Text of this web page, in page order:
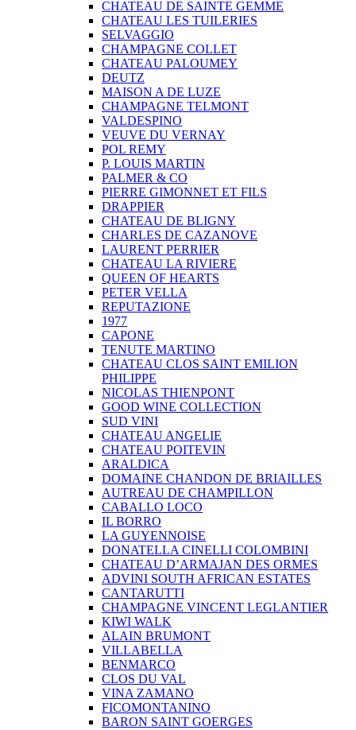
CHATEAU DE SAINTE GEMME
CHATEAU LES TUILERIES
SELVAGGIO
CHAMPAGNE COLLET
CHATEAU PALOUMEY
DEUTZ
MAISON A DE LUZE
CHAMPAGNE TELMONT
VALDESPINO
VEUVE DU VERNAY
POL REMY
P. LOUIS MARTIN
PALMER & CO
PIERRE GIMONNET ET FILS
DRAPPIER
CHATEAU DE BLIGNY
CHARLES DE CAZANOVE
LAURENT PERRIER
CHATEAU LA RIVIERE
QUEEN OF HEARTS
PETER VELLA
REPUTAZIONE
1977
CAPONE
TENUTE MARTINO
CHATEAU CLOS SAINT EMILION
PHILIPPE
NICOLAS THIENPONT
GOOD WINE COLLECTION
SUD VINI
CHATEAU ANGELIE
CHATEAU POITEVIN
ARALDICA
DOMAINE CHANDON DE BRIAILLES
AUTREAU DE CHAMPILLON
CABALLO LOCO
IL BORRO
LA GUYENNOISE
DONATELLA CINELLI COLOMBINI
CHATEAU D’ARMAJAN DES ORMES
ADVINI SOUTH AFRICAN ESTATES
CANTARUTTI
CHAMPAGNE VINCENT LEGLANTIER
KIWI WALK
ALAIN BRUMONT
VILLABELLA
BENMARCO
CLOS DU VAL
VINA ZAMANO
FICOMONTANINO
BARON SAINT GOERGES